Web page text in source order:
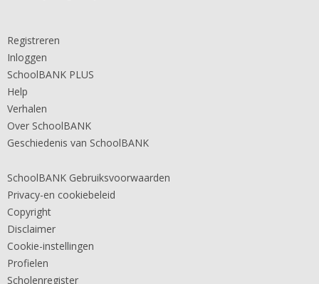
Registreren
Inloggen
SchoolBANK PLUS
Help
Verhalen
Over SchoolBANK
Geschiedenis van SchoolBANK
SchoolBANK Gebruiksvoorwaarden
Privacy-en cookiebeleid
Copyright
Disclaimer
Cookie-instellingen
Profielen
Scholenregister